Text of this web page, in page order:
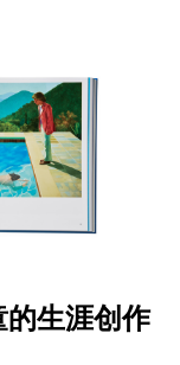
的生涯创作